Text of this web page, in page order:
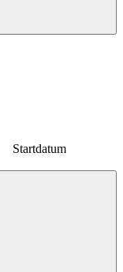
Startdatum